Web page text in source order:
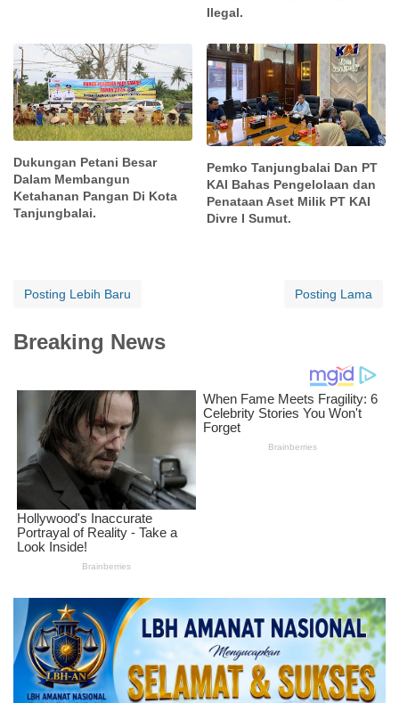
Ilegal.
Dukungan Petani Besar
Dalam Membangun
Ketahanan Pangan Di Kota
Tanjungbalai.
Pemko Tanjungbalai Dan PT
KAI Bahas Pengelolaan dan
Penataan Aset Milik PT KAI
Divre I Sumut.
Posting Lebih Baru Posting Lama
Breaking News